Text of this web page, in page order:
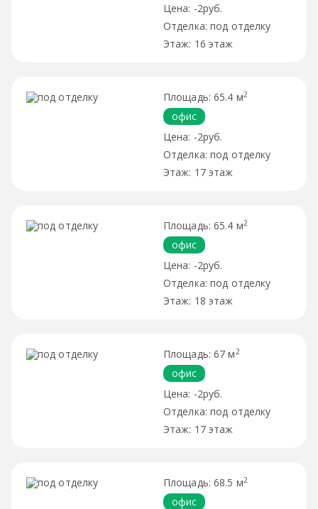
-2руб.
под отделку
16 этаж
65.4 м2
офис
-2руб.
под отделку
17 этаж
65.4 м2
офис
-2руб.
под отделку
18 этаж
67 м 2
офис
-2руб.
под отделку
17 этаж
68.5 м2
офис